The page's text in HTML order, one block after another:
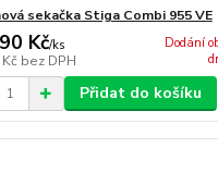
sekačka Stiga Combi 955 VE
Kč/ks
bez DPH
Dodání
Přidat do košíku